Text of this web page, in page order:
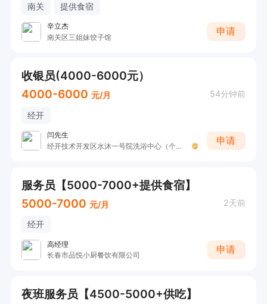
南关 提供食宿
辛立杰
南关区三姐妹饺子馆
申请
收银员(4000-6000元）
4000-6000 元/月 54分钟前
经开
闫先生
经开技术开发区水沐一号院洗浴中心（个体工商户）
申请
服务员【5000-7000+提供食宿】
5000-7000 元/月 2天前
经开
高经理
长春市品悦小厨餐饮有限公司
申请
夜班服务员【4500-5000+供吃】